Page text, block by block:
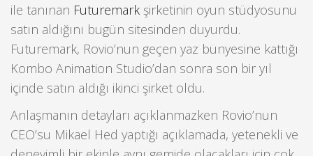
ile tanınan Futuremark şirketinin oyun stüdyosunu
satın aldığını bugün sitesinden duyurdu.
Futuremark, Rovio’nun geçen yaz bünyesine kattığı
Kombo Animation Studio’dan sonra son bir yıl
içinde satın aldığı ikinci şirket oldu.
Anlaşmanın detayları açıklanmazken Rovio’nun
CEO’su Mikael Hed yaptığı açıklamada, yetenekli ve